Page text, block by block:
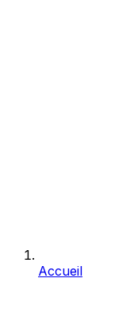
Accueil